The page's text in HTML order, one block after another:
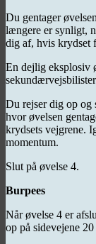
Du gentager
længere er synligt,
dig af, hvis krydset
En dejlig eksplosiv
Du rejser dig op og
hvor øvelsen
krydsets vejgrene.
momentum.
Slut på øvelse 4.
Burpees
Når øvelse 4 er
op på sidevejene